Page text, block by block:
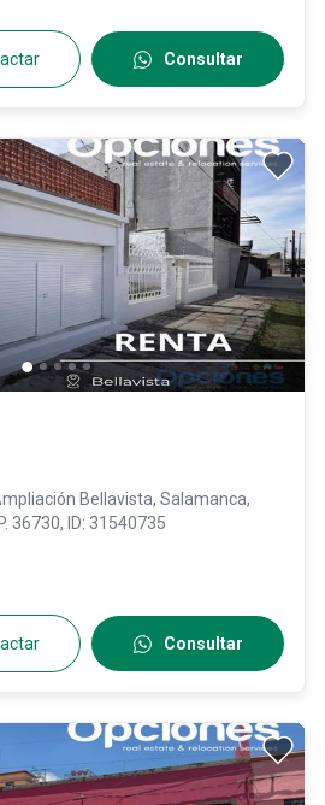
Consultar
Bellavista, Salamanca,
36730, ID: 31540735
Consultar